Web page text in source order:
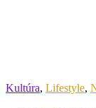
Kultúra, Lifestyle,